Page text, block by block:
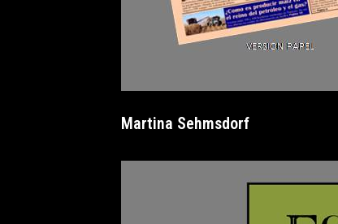
Martina Sehmsdorf